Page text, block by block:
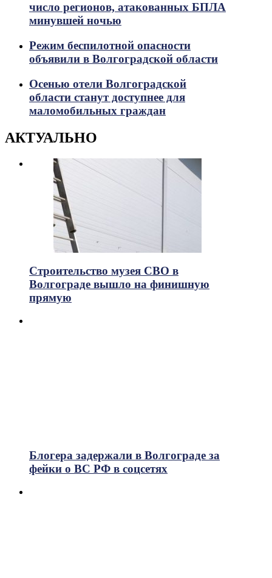
число регионов, атакованных БПЛА
минувшей ночью
Режим беспилотной опасности
объявили в Волгоградской области
Осенью отели Волгоградской
области станут доступнее для
маломобильных граждан
АКТУАЛЬНО
Строительство музея СВО в
Волгограде вышло на финишную
прямую
Блогера задержали в Волгограде за
фейки о ВС РФ в соцсетях